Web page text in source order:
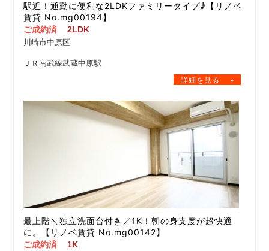
駅近！通勤に便利な2LDKファミリータイプ♪【リノベ
賃貸 No.mg00194】
ご成約済
2LDK
川崎市中原区
ＪＲ南武線武蔵中原駅
最上階＼独立洗面台付き／1K！朝の身支度が超快適
に。【リノベ賃貸 No.mg00142】
ご成約済
1K